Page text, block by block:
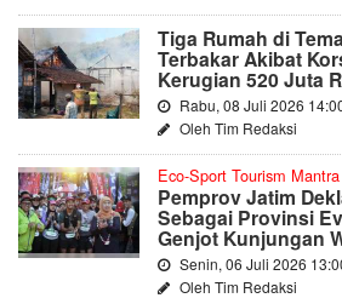
Tiga Rumah di
Terbakar Akibat
Kerugian 520 Juta
Rabu, 08 Juli 2026
Oleh Tim Redaksi
Eco-Sport Tourism
Pemprov Jatim
Sebagai Provinsi
Genjot Kunjungan
Senin, 06 Juli 2026
Oleh Tim Redaksi